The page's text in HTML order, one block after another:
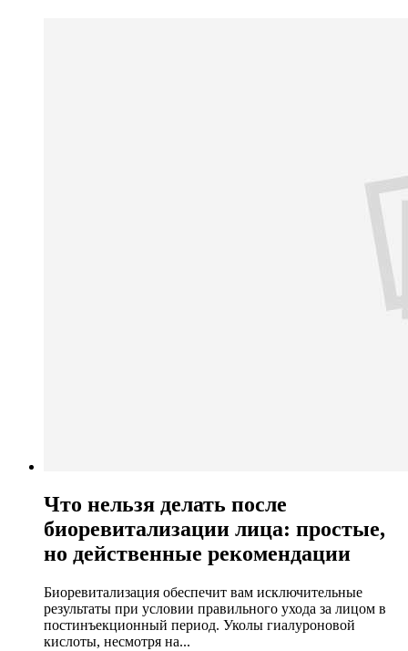
Что нельзя делать после
биоревитализации лица: простые,
но действенные рекомендации
Биоревитализация обеспечит вам исключительные
результаты при условии правильного ухода за лицом в
постинъекционный период. Уколы гиалуроновой
кислоты, несмотря на...